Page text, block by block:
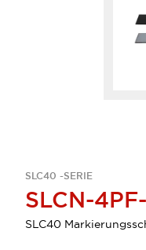
SLC40 -SERIE
SLCN-
SLC40